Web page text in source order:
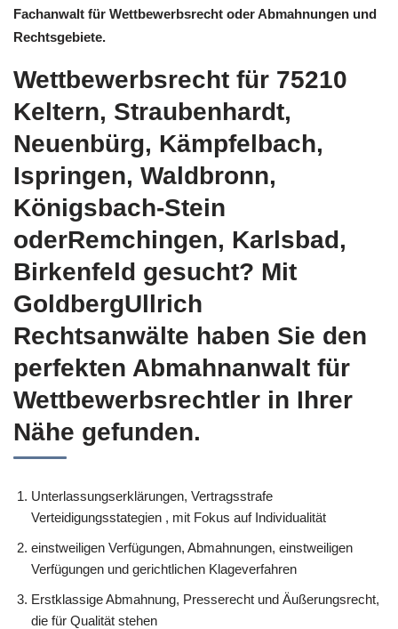
Fachanwalt für Wettbewerbsrecht oder Abmahnungen und
Rechtsgebiete.
Wettbewerbsrecht für 75210
Keltern, Straubenhardt,
Neuenbürg, Kämpfelbach,
Ispringen, Waldbronn,
Königsbach-Stein
oderRemchingen, Karlsbad,
Birkenfeld gesucht? Mit
GoldbergUllrich
Rechtsanwälte haben Sie den
perfekten Abmahnanwalt für
Wettbewerbsrechtler in Ihrer
Nähe gefunden.
Unterlassungserklärungen, Vertragsstrafe
Verteidigungsstategien , mit Fokus auf Individualität
einstweiligen Verfügungen, Abmahnungen, einstweiligen
Verfügungen und gerichtlichen Klageverfahren
Erstklassige Abmahnung, Presserecht und Äußerungsrecht,
die für Qualität stehen